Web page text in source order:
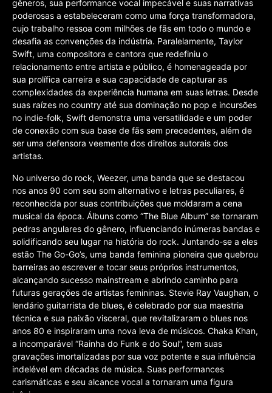
gêneros, sua performance vocal impecável e suas narrativas
poderosas a estabeleceram como uma força transformadora,
cujo trabalho ressoa com milhões de fãs em todo o mundo e
desafia as convenções da indústria. Paralelamente, Taylor
Swift, uma compositora e cantora que redefiniu o
relacionamento entre artista e público, é homenageada por
sua prolífica carreira e sua capacidade de capturar as
complexidades da experiência humana em suas letras. Desde
suas raízes no country até sua dominação no pop e incursões
no indie-folk, Swift demonstra uma versatilidade e um poder
de conexão com sua base de fãs sem precedentes, além de
ser uma defensora veemente dos direitos autorais dos
artistas.
No universo do rock, Weezer, uma banda que se destacou
nos anos 90 com seu som alternativo e letras peculiares, é
reconhecida por suas contribuições que moldaram a cena
musical da época. Álbuns como “The Blue Album” se tornaram
pedras angulares do gênero, influenciando inúmeras bandas e
solidificando seu lugar na história do rock. Juntando-se a eles
estão The Go-Go’s, uma banda feminina pioneira que quebrou
barreiras ao escrever e tocar seus próprios instrumentos,
alcançando sucesso mainstream e abrindo caminho para
futuras gerações de artistas femininas. Stevie Ray Vaughan, o
lendário guitarrista de blues, é celebrado por sua maestria
técnica e sua paixão visceral, que revitalizaram o blues nos
anos 80 e inspiraram uma nova leva de músicos. Chaka Khan,
a incomparável “Rainha do Funk e do Soul”, tem suas
gravações imortalizadas por sua voz potente e sua influência
indelével em décadas de música. Suas performances
carismáticas e seu alcance vocal a tornaram uma figura